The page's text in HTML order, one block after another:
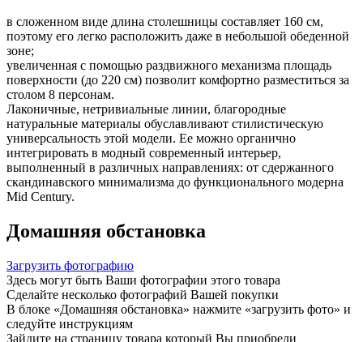
в сложенном виде длина столешницы составляет 160 см,
поэтому его легко расположить даже в небольшой обеденной
зоне;
увеличенная с помощью раздвижного механизма площадь
поверхности (до 220 см) позволит комфортно разместиться за
столом 8 персонам.
Лаконичные, нетривиальные линии, благородные
натуральные материалы обуславливают стилистическую
универсальность этой модели. Ее можно органично
интегрировать в модный современный интерьер,
выполненный в различных направлениях: от сдержанного
скандинавского минимализма до функционального модерна
Mid Century.
Домашняя обстановка
Загрузить фотографию
Здесь могут быть Ваши фотографии этого товара
Сделайте несколько фотографий Вашей покупки
В блоке «Домашняя обстановка» нажмите «загрузить фото» и
следуйте инструкциям
Зайдите на страницу товара который Вы приобрели